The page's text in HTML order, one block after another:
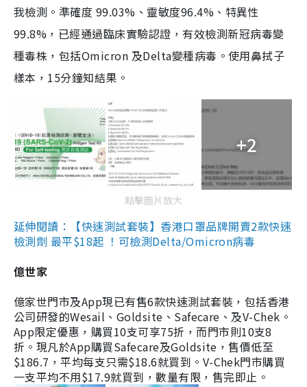
我檢測。準確度 99.03%、靈敏度96.4%、特異性
99.8%，已經通過臨床實驗認證，有效檢測新冠病毒變
種毒株，包括Omicron 及Delta變種病毒。使用鼻拭子
樣本，15分鐘知結果。
+2
點擊圖片放大
延伸閱讀：【快速測試套裝】香港口罩品牌開賣2款快速
檢測劑 最平$18起 ！可檢測Delta/Omicron病毒
億世家
億家世門市及App現已有售6款快速測試套裝，包括香港
公司研發的Wesail、Goldsite、Safecare、及V-Chek。
App限定優惠，購買10支可享75折，而門市則10支8
折。現凡於App購買Safecare及Goldsite，售價低至
$186.7，平均每支只需$18.6就買到。V-Chek門市購買
一支平均不用$17.9就買到，數量有限，售完即止。